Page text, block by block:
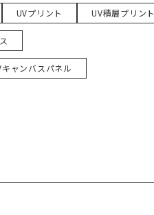
UVプリント UV積層プリント
キャンバスパネル